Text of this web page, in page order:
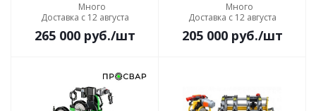
Много
Доставка с 12 августа
265 000руб./шт
Много
Доставка с 12 августа
205 000руб./шт